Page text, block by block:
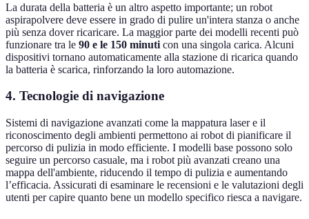
La durata della batteria è un altro aspetto importante; un robot
aspirapolvere deve essere in grado di pulire un'intera stanza o anche
più senza dover ricaricare. La maggior parte dei modelli recenti può
funzionare tra le 90 e le 150 minuti con una singola carica. Alcuni
dispositivi tornano automaticamente alla stazione di ricarica quando
la batteria è scarica, rinforzando la loro automazione.
4. Tecnologie di navigazione
Sistemi di navigazione avanzati come la mappatura laser e il
riconoscimento degli ambienti permettono ai robot di pianificare il
percorso di pulizia in modo efficiente. I modelli base possono solo
seguire un percorso casuale, ma i robot più avanzati creano una
mappa dell'ambiente, riducendo il tempo di pulizia e aumentando
l’efficacia. Assicurati di esaminare le recensioni e le valutazioni degli
utenti per capire quanto bene un modello specifico riesca a navigare.